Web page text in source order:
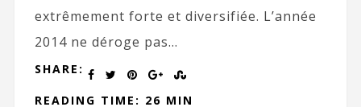
extrêmement forte et diversifiée. L’année
2014 ne déroge pas...
SHARE:
READING TIME: 26 MIN